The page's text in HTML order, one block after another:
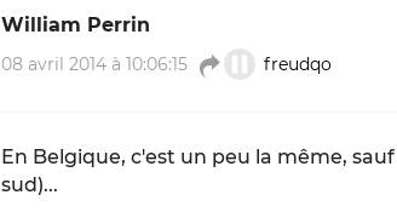
William Perrin
08 avril 2014 à 10:06:15 freudqo
En Belgique, c'est un peu la même,
sud)...